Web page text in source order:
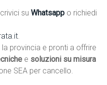
suWhatsapp o richiedi
.
provincia e pronti a offrire
e soluzioni su misura
SEA per cancello.